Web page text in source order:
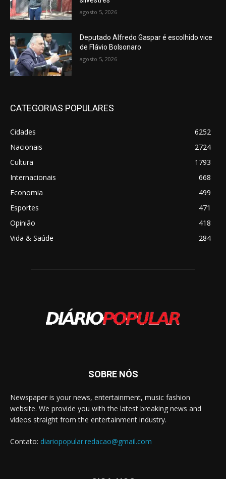
agosto 5, 2026
Deputado Alfredo Gaspar é escolhido vice
de Flávio Bolsonaro
agosto 5, 2026
CATEGORIAS POPULARES
Cidades
6252
Nacionais
2724
Cultura
1793
Internacionais
668
Economia
499
Esportes
471
Opinião
418
Vida & Saúde
284
SOBRE NÓS
Newspaper is your news, entertainment, music fashion
website. We provide you with the latest breaking news and
videos straight from the entertainment industry.
Contato: diariopopular.redacao@gmail.com